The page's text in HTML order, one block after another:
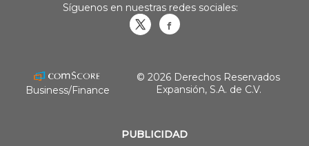
PUBLICIDAD
Síguenos en nuestras redes sociales:
Business/Finance
© 2026 Derechos Reservados
Expansión, S.A. de C.V.